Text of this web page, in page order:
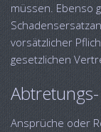
müssen. Ebenso
vorsätzlicher
gesetzlichen
Ansprüche oder